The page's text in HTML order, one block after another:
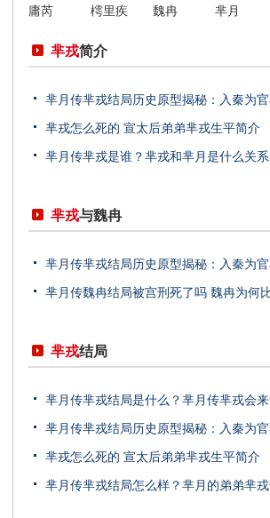
庸芮 樗里疾 魏冉 芈月
芈戎简介
芈月传芈戎结局历史原型揭秘：入秦为
芈戎怎么死的 宣太后弟弟芈戎生平简介
芈月传芈戎是谁？芈戎和芈月是什么关系
芈戎与魏冉
芈月传芈戎结局历史原型揭秘：入秦为
芈月传魏冉结局被宫刑死了吗 魏冉为何
芈戎结局
芈月传芈戎结局是什么？芈月传芈戎会
芈月传芈戎结局历史原型揭秘：入秦为
芈戎怎么死的 宣太后弟弟芈戎生平简介
芈月传芈戎结局怎么样？芈月的弟弟芈